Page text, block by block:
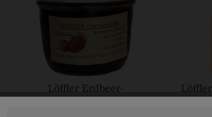
Löffler Erdbeer-